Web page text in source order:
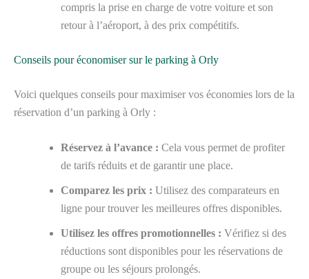
compris la prise en charge de votre voiture et son
retour à l’aéroport, à des prix compétitifs.
Conseils pour économiser sur le parking à Orly
Voici quelques conseils pour maximiser vos économies lors de la
réservation d’un parking à Orly :
Réservez à l’avance : Cela vous permet de profiter
de tarifs réduits et de garantir une place.
Comparez les prix : Utilisez des comparateurs en
ligne pour trouver les meilleures offres disponibles.
Utilisez les offres promotionnelles : Vérifiez si des
réductions sont disponibles pour les réservations de
groupe ou les séjours prolongés.